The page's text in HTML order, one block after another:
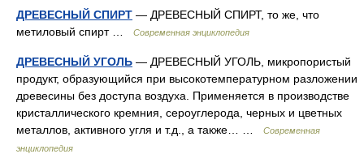
ДРЕВЕСНЫЙ СПИРТ — ДРЕВЕСНЫЙ СПИРТ, то же, что
метиловый спирт …
Современная энциклопедия
ДРЕВЕСНЫЙ УГОЛЬ — ДРЕВЕСНЫЙ УГОЛЬ, микропористый
продукт, образующийся при высокотемпературном разложении
древесины без доступа воздуха. Применяется в производстве
кристаллического кремния, сероуглерода, черных и цветных
металлов, активного угля и т.д., а также… …
Современная
энциклопедия